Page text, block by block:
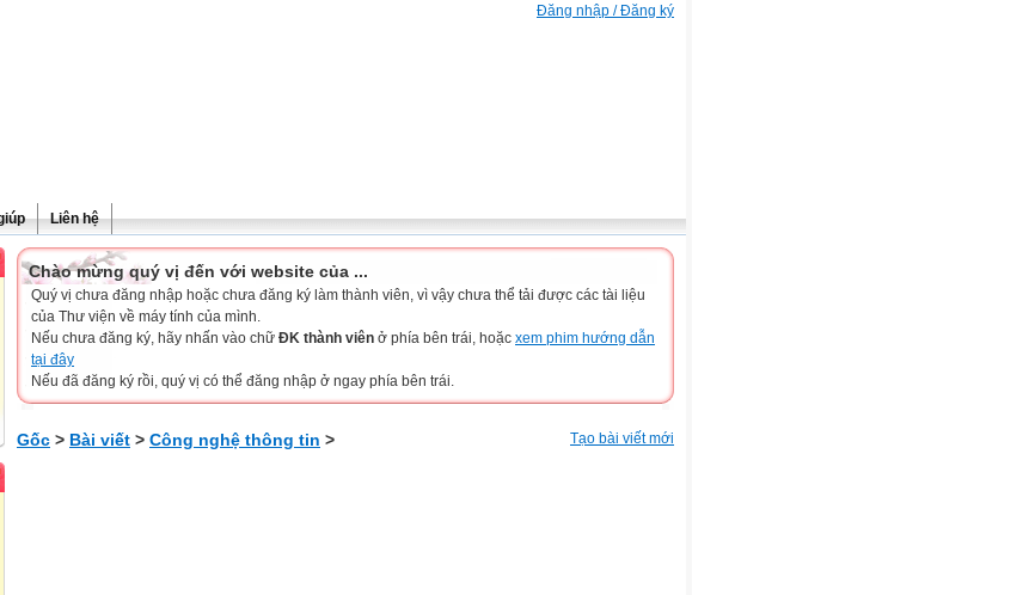
Đăng nhập / Đăng ký
Liên hệ
Chào mừng quý vị đến với website của ...
Quý vị chưa đăng nhập hoặc chưa đăng ký làm thành viên, vì vậy chưa thể tải được các tài liệu
của Thư viện về máy tính của mình.
Nếu chưa đăng ký, hãy nhấn vào chữ ĐK thành viên ở phía bên trái, hoặc xem phim hướng dẫn
tại đây
Nếu đã đăng ký rồi, quý vị có thể đăng nhập ở ngay phía bên trái.
Gốc > Bài viết > Công nghệ thông tin > Tạo bài viết mới